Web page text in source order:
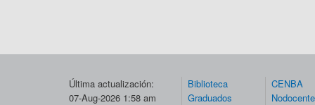
Última actualización:
07-Aug-2026 1:58 am
Biblioteca
Graduados
CENBA